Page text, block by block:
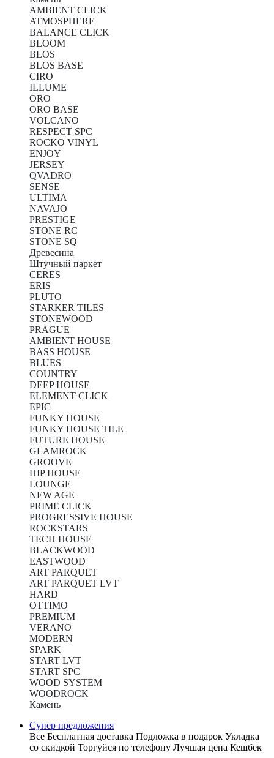
AMBIENT CLICK
ATMOSPHERE
BALANCE CLICK
BLOOM
BLOS
BLOS BASE
CIRO
ILLUME
ORO
ORO BASE
VOLCANO
RESPECT SPC
ROCKO VINYL
ENJOY
JERSEY
QVADRO
SENSE
ULTIMA
NAVAJO
PRESTIGE
STONE RC
STONE SQ
Древесина
Штучный паркет
CERES
ERIS
PLUTO
STARKER TILES
STONEWOOD
PRAGUE
AMBIENT HOUSE
BASS HOUSE
BLUES
COUNTRY
DEEP HOUSE
ELEMENT CLICK
EPIC
FUNKY HOUSE
FUNKY HOUSE TILE
FUTURE HOUSE
GLAMROCK
GROOVE
HIP HOUSE
LOUNGE
NEW AGE
PRIME CLICK
PROGRESSIVE HOUSE
ROCKSTARS
TECH HOUSE
BLACKWOOD
EASTWOOD
ART PARQUET
ART PARQUET LVT
HARD
OTTIMO
PREMIUM
VERANO
MODERN
SPARK
START LVT
START SPC
WOOD SYSTEM
WOODROCK
Камень
Супер предложения
Все Бесплатная доставка Подложка в подарок Укладка
со скидкой Торгуйся по телефону Лучшая цена Кешбек